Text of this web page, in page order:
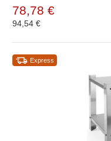
78,78 €
94,54 €
Express